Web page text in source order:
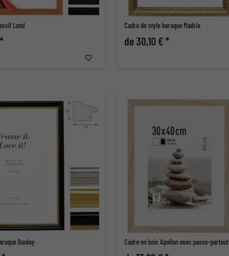
Lund Cadre de style baroque Madrie
de 30,10 € *
Boulay Cadre en bois Apollon avec passe-partout